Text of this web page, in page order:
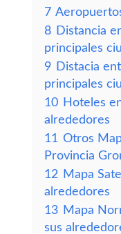
7
8 Distancia
principales
9 Distacia
principales
10 Hoteles
alrededores
11 Otros
Provincia
12 Mapa
alrededores
13 Mapa
sus